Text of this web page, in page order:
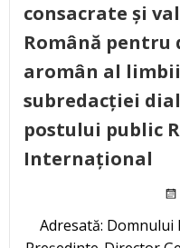
consacrate și
Română
aromân al
subredacției
postului public
Internațional
Adresată: Domnului